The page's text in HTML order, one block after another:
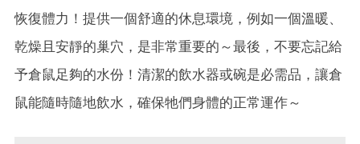
恢復體力！提供一個舒適的休息環境，例如一個溫暖、
乾燥且安靜的巢穴，是非常重要的～最後，不要忘記給
予倉鼠足夠的水份！清潔的飲水器或碗是必需品，讓倉
鼠能隨時隨地飲水，確保牠們身體的正常運作～